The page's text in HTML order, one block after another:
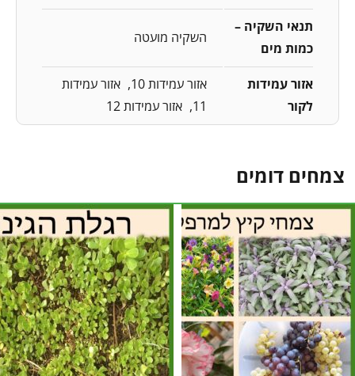
תנאי השקיה –
כמות מים
השקיה מועטה
אזור עמידות
לקור
אזור עמידות 10
אזור עמידות
11
אזור עמידות 12
צמחים דומים